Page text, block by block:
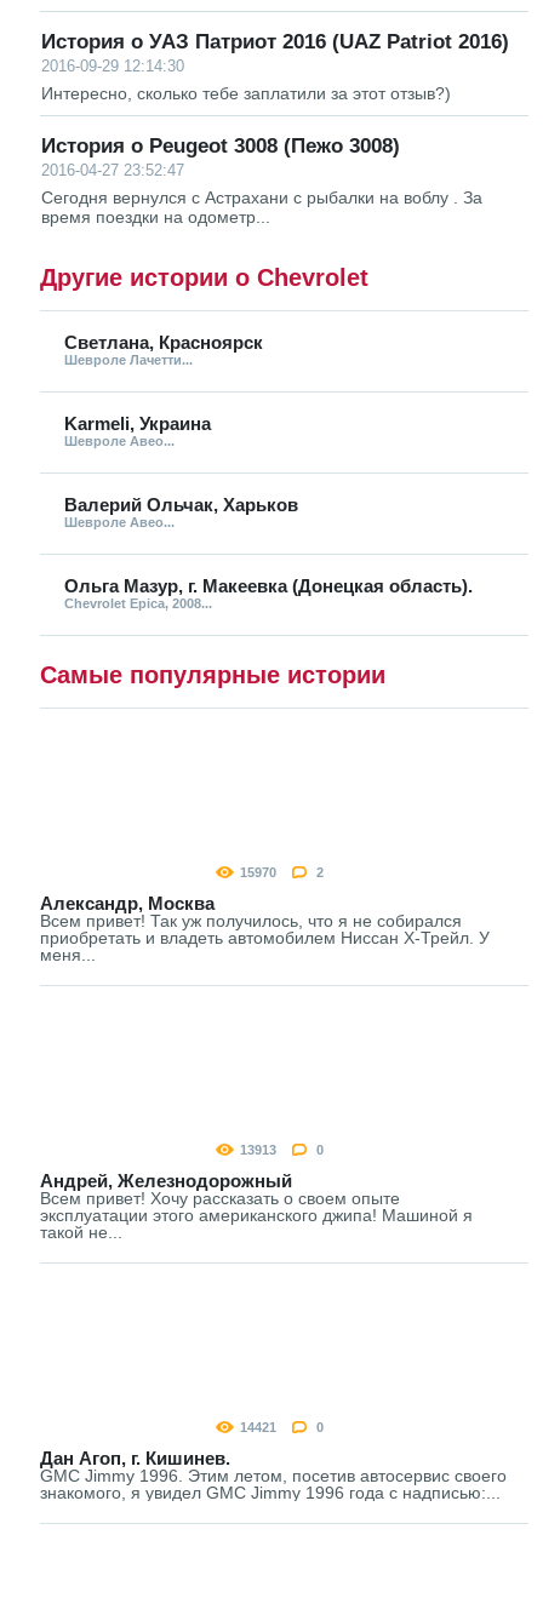
История о УАЗ Патриот 2016 (UAZ Patriot 2016)
2016-09-29 12:14:30
Интересно, сколько тебе заплатили за этот отзыв?)
История о Peugeot 3008 (Пежо 3008)
2016-04-27 23:52:47
Сегодня вернулся с Астрахани с рыбалки на воблу . За
время поездки на одометр...
Другие истории о Chevrolet
Светлана, Красноярск
Шевроле Лачетти...
Karmeli, Украина
Шевроле Авео...
Валерий Ольчак, Харьков
Шевроле Авео...
Ольга Мазур, г. Макеевка (Донецкая область).
Chevrolet Epica, 2008...
Самые популярные истории
15970 2
Александр, Москва
Всем привет! Так уж получилось, что я не собирался
приобретать и владеть автомобилем Ниссан Х-Трейл. У
меня...
13913 0
Андрей, Железнодорожный
Всем привет! Хочу рассказать о своем опыте
эксплуатации этого американского джипа! Машиной я
такой не...
14421 0
Дан Агоп, г. Кишинев.
GMC Jimmy 1996. Этим летом, посетив автосервис своего
знакомого, я увидел GMC Jimmy 1996 года с надписью:...